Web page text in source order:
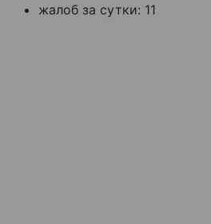
жалоб за сутки: 11